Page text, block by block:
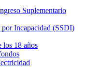
Suplementario
Incapacidad (SSDI)
los 18 años